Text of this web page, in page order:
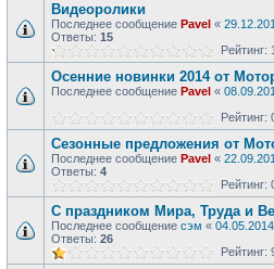
Видеоролики
Последнее сообщение Pavel «
Ответы: 15
Рейтинг:
Осенние новинки 2014 от
Последнее сообщение Pavel «
Рейтинг:
Сезонные предложения от
Последнее сообщение Pavel «
Ответы: 4
Рейтинг:
С праздником Мира, Труда и
Последнее сообщение сэм «
Ответы: 26
Рейтинг: